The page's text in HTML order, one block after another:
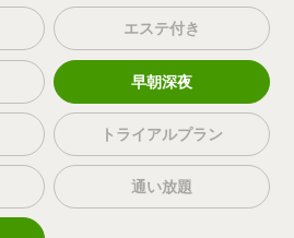
エステ付き
早朝深夜
トライアルプラン
通い放題